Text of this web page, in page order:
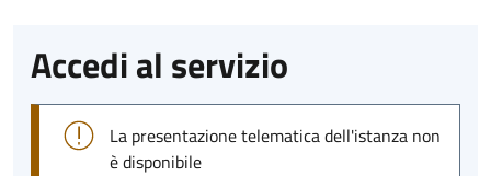
Accedi al servizio
La presentazione telematica dell'istanza non
è disponibile